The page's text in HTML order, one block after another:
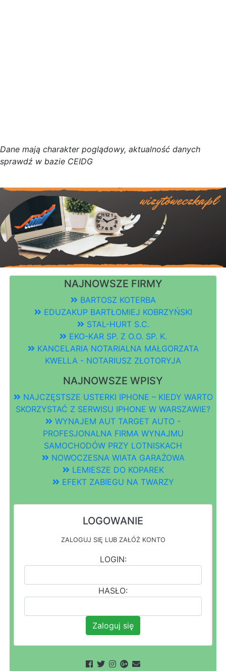
Dane mają charakter poglądowy, aktualność danych
sprawdź w bazie CEIDG
NAJNOWSZE FIRMY
BARTOSZ KOTERBA
EDUZAKUP BARTŁOMIEJ KOBRZYŃSKI
STAL-HURT S.C.
EKO-KAR SP. Z O.O. SP. K.
KANCELARIA NOTARIALNA MAŁGORZATA
KWELLA - NOTARIUSZ ZŁOTORYJA
NAJNOWSZE WPISY
NAJCZĘSTSZE USTERKI IPHONE – KIEDY WARTO
SKORZYSTAĆ Z SERWISU IPHONE W WARSZAWIE?
WYNAJEM AUT TARGET AUTO -
PROFESJONALNA FIRMA WYNAJMU
SAMOCHODÓW PRZY LOTNISKACH
NOWOCZESNA WIATA GARAŻOWA
LEMIESZE DO KOPAREK
EFEKT ZABIEGU NA TWARZY
LOGOWANIE
ZALOGUJ SIĘ LUB ZAŁÓŻ KONTO
LOGIN:
HASŁO:
Zaloguj się